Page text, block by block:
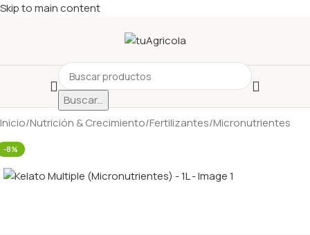
Skip to main content
Buscar...
Inicio/Nutrición & Crecimiento/Fertilizantes/Micronutrientes
-8%